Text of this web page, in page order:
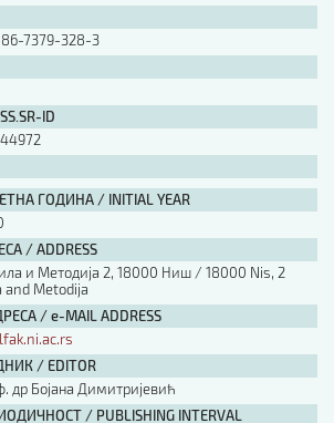
7379-328-3
ID
ГОДИНА / INITIAL YEAR
/ ADDRESS
и Методија 2, 18000 Ниш / 18000 Nis, 2
and Metodija
/ e-MAIL ADDRESS
/ EDITOR
др Бојана Димитријевић
/ PUBLISHING INTERVAL